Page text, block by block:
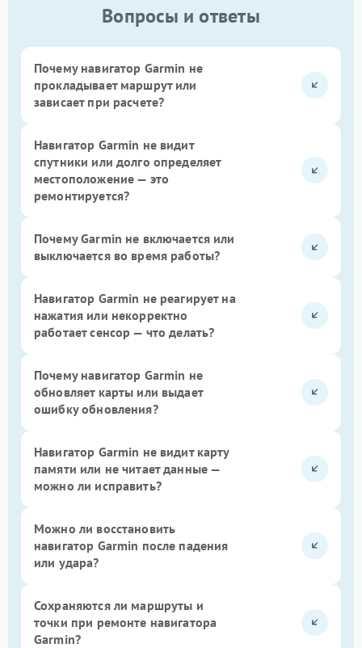
Вопросы и ответы
Почему навигатор Garmin не
прокладывает маршрут или
зависает при расчете?
Навигатор Garmin не видит
спутники или долго определяет
местоположение — это
ремонтируется?
Почему Garmin не включается или
выключается во время работы?
Навигатор Garmin не реагирует на
нажатия или некорректно
работает сенсор — что делать?
Почему навигатор Garmin не
обновляет карты или выдает
ошибку обновления?
Навигатор Garmin не видит карту
памяти или не читает данные —
можно ли исправить?
Можно ли восстановить
навигатор Garmin после падения
или удара?
Сохраняются ли маршруты и
точки при ремонте навигатора
Garmin?